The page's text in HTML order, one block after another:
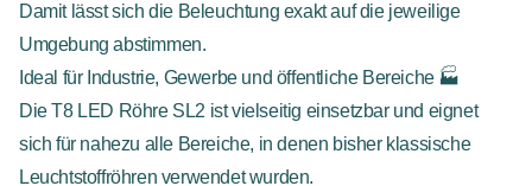
Damit lässt sich die Beleuchtung exakt auf die jeweilige
Umgebung abstimmen.
Ideal für Industrie, Gewerbe und öffentliche Bereiche 🏭
Die T8 LED Röhre SL2 ist vielseitig einsetzbar und eignet
sich für nahezu alle Bereiche, in denen bisher klassische
Leuchtstoffröhren verwendet wurden.